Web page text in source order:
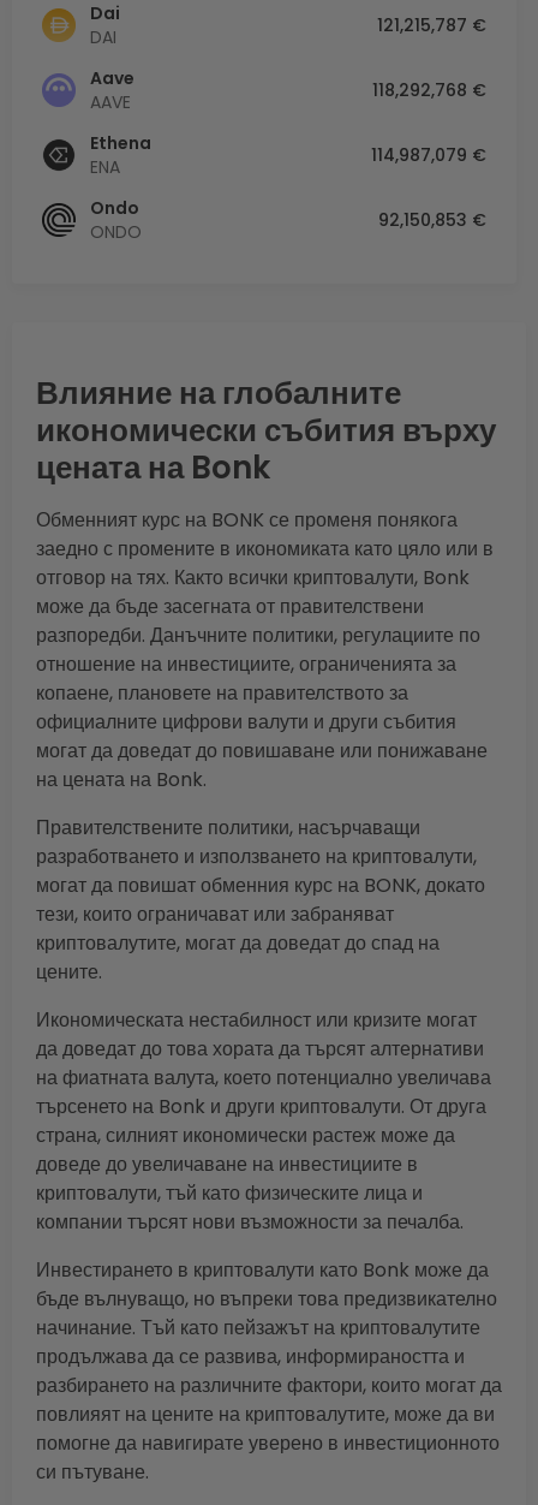
Dai
DAI
121,215,787 €
Aave
AAVE
118,292,768 €
Ethena
ENA
114,987,079 €
Ondo
ONDO
92,150,853 €
Влияние на глобалните
икономически събития върху
цената на Bonk
Обменният курс на BONK се променя понякога
заедно с промените в икономиката като цяло или в
отговор на тях. Както всички криптовалути, Bonk
може да бъде засегната от правителствени
разпоредби. Данъчните политики, регулациите по
отношение на инвестициите, ограниченията за
копаене, плановете на правителството за
официалните цифрови валути и други събития
могат да доведат до повишаване или понижаване
на цената на Bonk.
Правителствените политики, насърчаващи
разработването и използването на криптовалути,
могат да повишат обменния курс на BONK, докато
тези, които ограничават или забраняват
криптовалутите, могат да доведат до спад на
цените.
Икономическата нестабилност или кризите могат
да доведат до това хората да търсят алтернативи
на фиатната валута, което потенциално увеличава
търсенето на Bonk и други криптовалути. От друга
страна, силният икономически растеж може да
доведе до увеличаване на инвестициите в
криптовалути, тъй като физическите лица и
компании търсят нови възможности за печалба.
Инвестирането в криптовалути като Bonk може да
бъде вълнуващо, но въпреки това предизвикателно
начинание. Тъй като пейзажът на криптовалутите
продължава да се развива, информираността и
разбирането на различните фактори, които могат да
повлияят на цените на криптовалутите, може да ви
помогне да навигирате уверено в инвестиционното
си пътуване.